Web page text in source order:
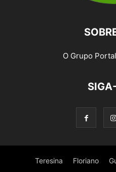
O Grupo
Teresina Floriano